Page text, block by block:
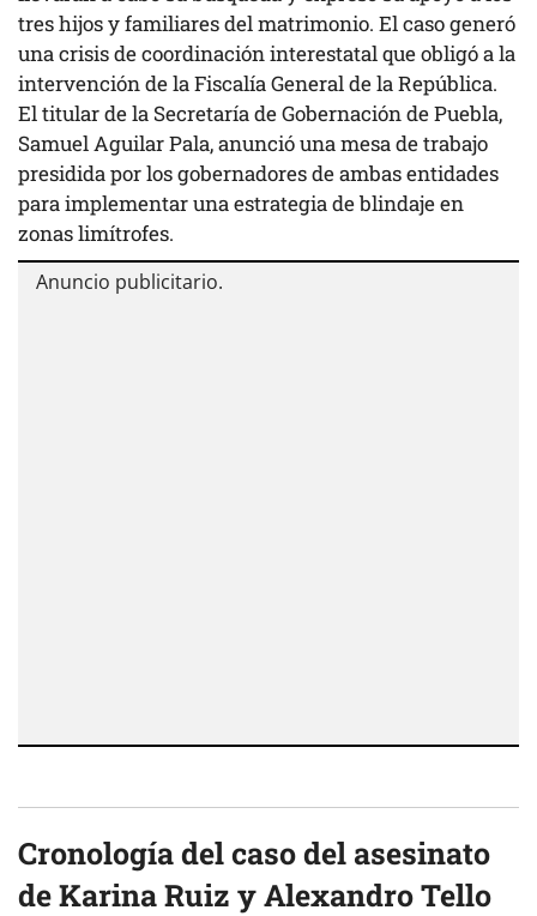
tres hijos y familiares del matrimonio. El caso generó
una crisis de coordinación interestatal que obligó a la
intervención de la Fiscalía General de la República.
El titular de la Secretaría de Gobernación de Puebla,
Samuel Aguilar Pala, anunció una mesa de trabajo
presidida por los gobernadores de ambas entidades
para implementar una estrategia de blindaje en
zonas limítrofes.
Cronología del caso del asesinato
de Karina Ruiz y Alexandro Tello